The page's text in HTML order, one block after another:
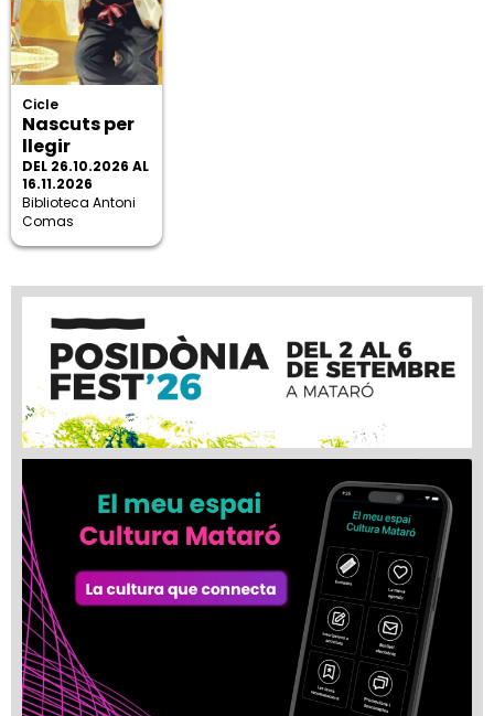
Cicle
Nascuts per
llegir
DEL 26.10.2026 AL
16.11.2026
Biblioteca Antoni
Comas